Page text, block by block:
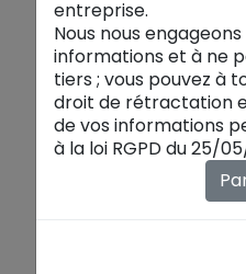
Hébergeur:
5 rue du sergent
92400 Courbevoie
RCS NANTERRE
Tva intra: FR69421
Responsable de
entreprise.
Nous nous
informations et à ne
tiers ; vous pouvez à
droit de rétractation
de vos informations
à la loi RGPD du 25/